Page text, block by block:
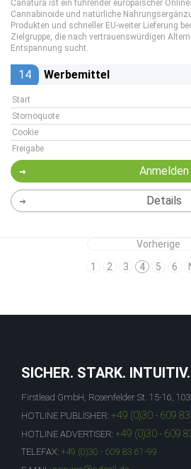
Canatura ist ein führender europäischer
Cannabinoide und natürliche
Produkten und schneller EU-weiter Lieferung
Zielgruppe, die nach vertrauenswürdigen
Entspannung sucht.
14 Werbemittel
Start
Stornoquote
Cookie
Freigabe
Anmelden
Details
Vorherige
1
2 3 4 5 6
SICHER. STARK. INTUITIV.
Firstlead GmbH, Rosenfelder St. 15-16,
HOTLINE PUBLISHER: +49 (0)30 - 609
HOTLINE ADVERTISER: +49 (0)30 - 609
TELEFAX: +49 (0)30 - 609 83 61-99